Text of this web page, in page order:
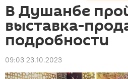
В Душанбе
выставка-
подробности
09:03 23.10.2023